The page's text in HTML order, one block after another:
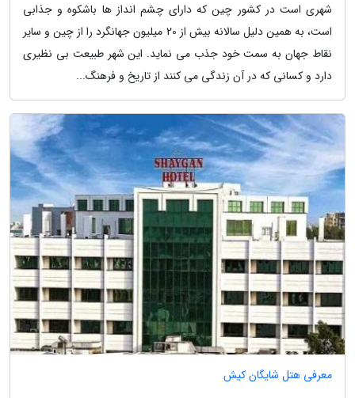
شهری است در کشور چین که دارای چشم انداز ها باشکوه و جذابی
است، به همین دلیل سالانه بیش از 20 میلیون جهانگرد را از چین و سایر
نقاط جهان به سمت خود جذب می نماید. این شهر طبیعت بی نظیری
دارد و کسانی که در آن زندگی می کنند از تاریخ و فرهنگ...
معرفی هتل شایگان کیش